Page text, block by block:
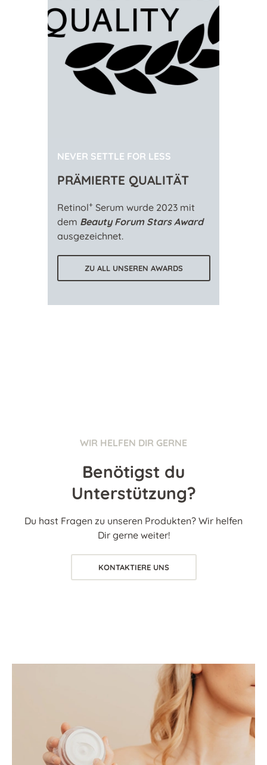
NEVER SETTLE FOR LESS
PRÄMIERTE QUALITÄT
Retinol+ Serum wurde 2023 mit
dem Beauty Forum Stars Award
ausgezeichnet.
ZU ALL UNSEREN AWARDS
WIR HELFEN DIR GERNE
Benötigst du
Unterstützung?
Du hast Fragen zu unseren Produkten? Wir helfen
Dir gerne weiter!
KONTAKTIERE UNS